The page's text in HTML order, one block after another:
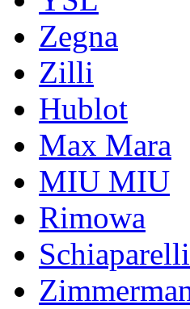
Zegna
Zilli
Hublot
Max Mara
MIU MIU
Rimowa
Schiaparelli